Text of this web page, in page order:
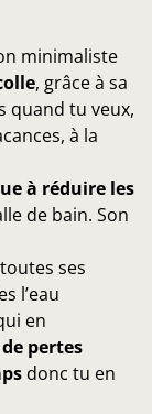
minimaliste
, grâce à sa
quand tu veux,
à la
à réduire les
de bain. Son
ses
l’eau
en
pertes
donc tu en